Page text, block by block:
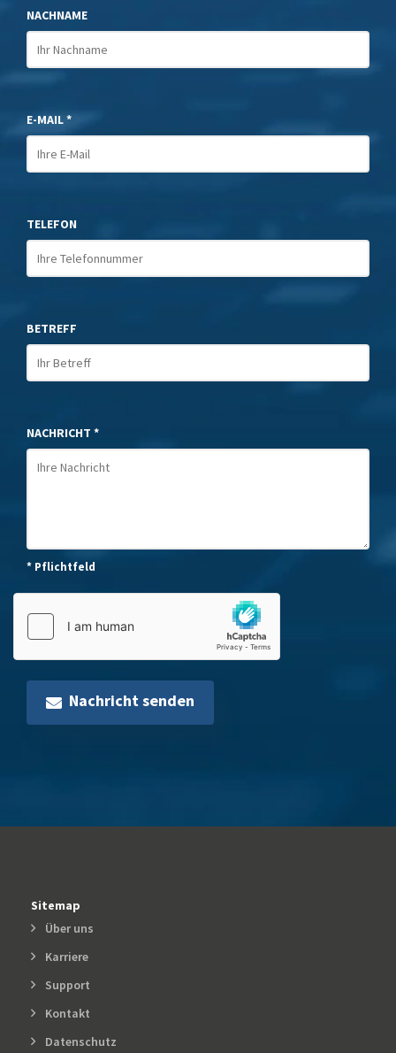
NACHNAME
E-MAIL *
TELEFON
BETREFF
NACHRICHT *
* Pflichtfeld
Nachricht senden
Sitemap
Über uns
Karriere
Support
Kontakt
Datenschutz